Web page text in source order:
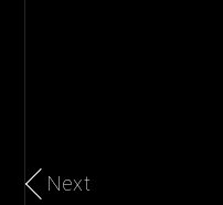
Next